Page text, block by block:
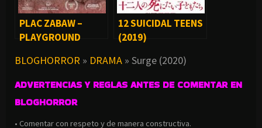
PLAC ZABAW –
PLAYGROUND
12 SUICIDAL TEENS
(2019)
BLOGHORROR » DRAMA » Surge (2020)
ADVERTENCIAS Y REGLAS ANTES DE COMENTAR EN
BLOGHORROR
• Comentar con respeto y de manera constructiva.